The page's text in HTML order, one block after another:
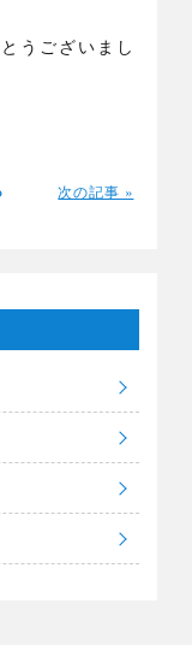
うございまし
次の記事 »